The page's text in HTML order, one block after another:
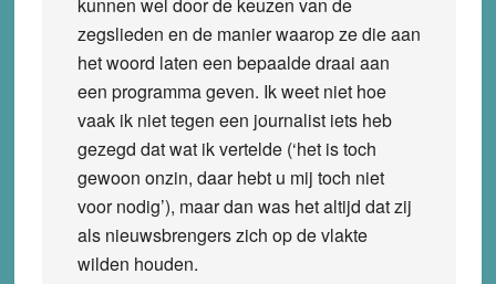
zegslieden en de manier waarop ze die aan
het woord laten een bepaalde draai aan
een programma geven. Ik weet niet hoe
vaak ik niet tegen een journalist iets heb
gezegd dat wat ik vertelde (‘het is toch
gewoon onzin, daar hebt u mij toch niet
voor nodig’), maar dan was het altijd dat zij
als nieuwsbrengers zich op de vlakte
wilden houden.